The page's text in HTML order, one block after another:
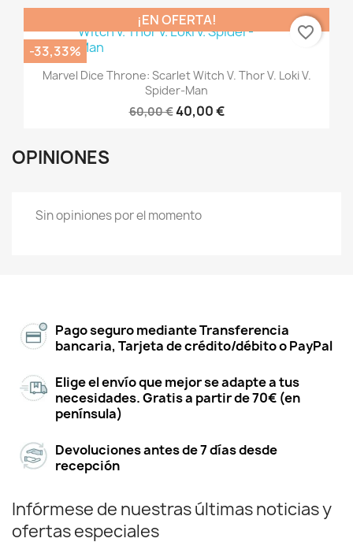
Marvel Dice Throne: Scarlet Witch V. Thor V. Loki V.
Spider-Man
60,00 €40,00 €
¡EN OFERTA!
-33,33%
favorite_border
OPINIONES
Sin opiniones por el momento
Pago seguro mediante Transferencia
bancaria, Tarjeta de crédito/débito o PayPal
Elige el envío que mejor se adapte a tus
necesidades. Gratis a partir de 70€ (en
península)
Devoluciones antes de 7 días desde
recepción
Infórmese de nuestras últimas noticias y
ofertas especiales